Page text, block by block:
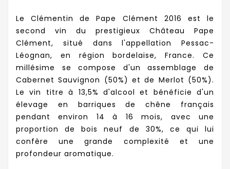
Le Clémentin de Pape Clément 2016 est le
second vin du prestigieux Château Pape
Clément, situé dans l'appellation Pessac-
Léognan, en région bordelaise, France. Ce
millésime se compose d'un assemblage de
Cabernet Sauvignon (50%) et de Merlot (50%).
Le vin titre à 13,5% d'alcool et bénéficie d'un
élevage en barriques de chêne français
pendant environ 14 à 16 mois, avec une
proportion de bois neuf de 30%, ce qui lui
confère une grande complexité et une
profondeur aromatique.